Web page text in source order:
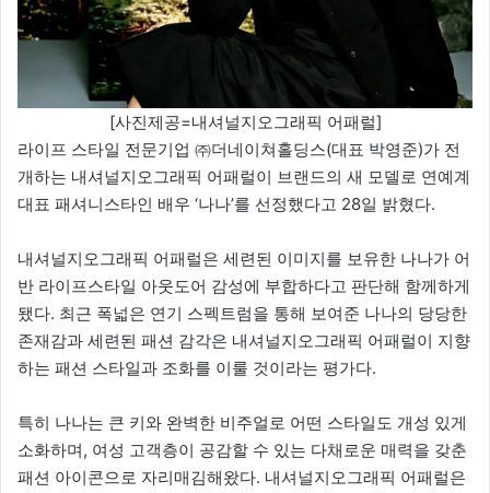
[사진제공=내셔널지오그래픽 어패럴]
라이프 스타일 전문기업 ㈜더네이쳐홀딩스(대표 박영준)가 전
개하는 내셔널지오그래픽 어패럴이 브랜드의 새 모델로 연예계
대표 패셔니스타인 배우 ‘나나’를 선정했다고 28일 밝혔다.
내셔널지오그래픽 어패럴은 세련된 이미지를 보유한 나나가 어
반 라이프스타일 아웃도어 감성에 부합하다고 판단해 함께하게
됐다. 최근 폭넓은 연기 스펙트럼을 통해 보여준 나나의 당당한
존재감과 세련된 패션 감각은 내셔널지오그래픽 어패럴이 지향
하는 패션 스타일과 조화를 이룰 것이라는 평가다.
특히 나나는 큰 키와 완벽한 비주얼로 어떤 스타일도 개성 있게
소화하며, 여성 고객층이 공감할 수 있는 다채로운 매력을 갖춘
패션 아이콘으로 자리매김해왔다. 내셔널지오그래픽 어패럴은